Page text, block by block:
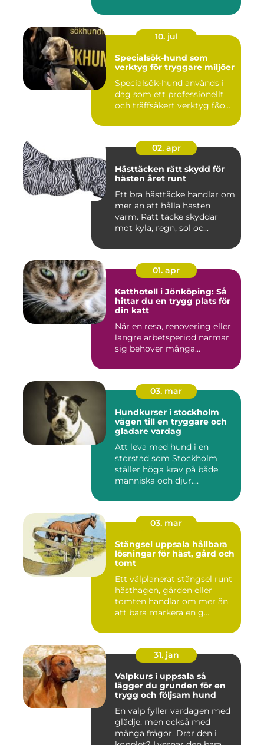
10. jul
Specialsök-hund som
verktyg för tryggare miljöer
Specialsök-hund används i
dag som ett professionellt
och träffsäkert verktyg f&o...
02. apr
Hästtäcken rätt skydd för
hästen året runt
Ett bra hästtäcke handlar om
mer än att hålla hästen
varm. Rätt täcke skyddar
mot kyla, regn, sol oc...
01. apr
Katthotell i Jönköping: Så
hittar du en trygg plats för
din katt
När en resa, renovering eller
längre arbetsperiod närmar
sig behöver många...
03. mar
Hundkurser i stockholm
vägen till en tryggare och
gladare vardag
Att leva med hund i en
storstad som Stockholm
ställer höga krav på både
människa och djur.
03. mar
Stängsel uppsala hållbara
lösningar för häst, gård och
tomt
Ett välplanerat stängsel runt
hästhagen, gården eller
tomten handlar om mer än
att bara markera en g...
31. jan
Valpkurs i uppsala så
lägger du grunden för en
trygg och följsam hund
En valp fyller vardagen med
glädje, men också med
många frågor. Drar den i